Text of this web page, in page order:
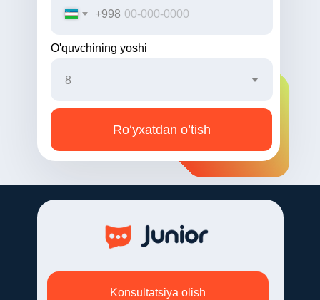
+998
O'quvchining yoshi
Ro‘yxatdan o’tish
Konsultatsiya olish